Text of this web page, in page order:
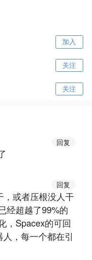
加入
关注
关注
回复
回复
，或者压根没人干
经超越了99%的
，Spacex的可回
，每一个都在引